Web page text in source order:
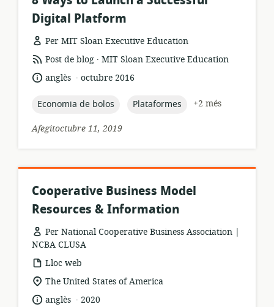
Digital Platform
Per MIT Sloan Executive Education
format
recursos:
Post de blog .
publicador:
MIT Sloan Executive Education
idioma:
anglès .
data
publicació:
octubre 2016
topic:
Economia de bolos topic:
Plataformes
+2 més
Afegitoctubre 11, 2019
Cooperative Business Model
Resources & Information
Per National Cooperative Business Association |
NCBA CLUSA
format
dels
recursos:
Lloc web
ubicació
rellevant:
The United States of America
idioma:
anglès .
data2020